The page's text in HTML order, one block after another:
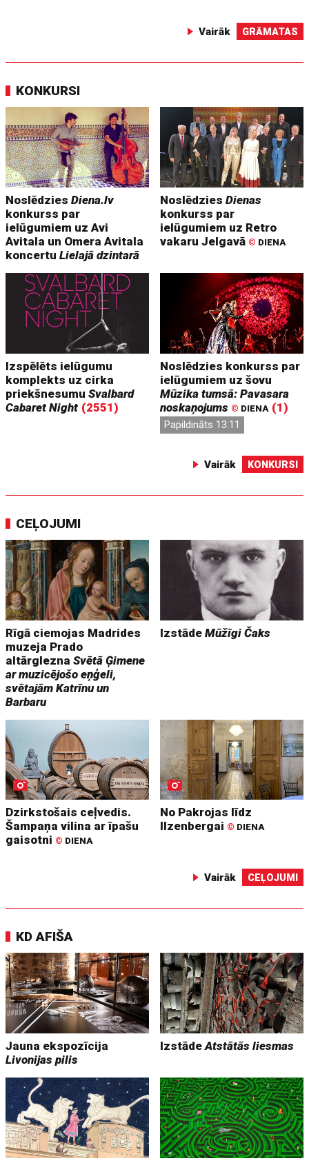
Vairāk GRĀMATAS
KONKURSI
NoslēdziesDiena.lv
konkurss par
ielūgumiem uz Avi
Avitala un Omera Avitala
koncertuLielajā dzintarā
NoslēdziesDienas
konkurss par
ielūgumiem uz Retro
vakaru Jelgavā © DIENA
Izspēlēts ielūgumu
komplekts uz cirka
priekšnesumuSvalbard
Cabaret Night (2551)
Noslēdzies konkurss par
ielūgumiem uz šovu
Mūzika tumsā: Pavasara
noskaņojums © DIENA (1)
Papildināts 13:11
Vairāk KONKURSI
CEĻOJUMI
Rīgā ciemojas Madrides
muzeja Prado
altārgleznaSvētā Ģimene
ar muzicējošo eņģeli,
svētajām Katrīnu un
Barbaru
IzstādeMūžīgi Čaks
Dzirkstošais ceļvedis.
Šampaņa vilina ar īpašu
gaisotni © DIENA
No Pakrojas līdz
Ilzenbergai © DIENA
Vairāk CEĻOJUMI
KD AFIŠA
Jauna ekspozīcija
Livonijas pilis
IzstādeAtstātās liesmas